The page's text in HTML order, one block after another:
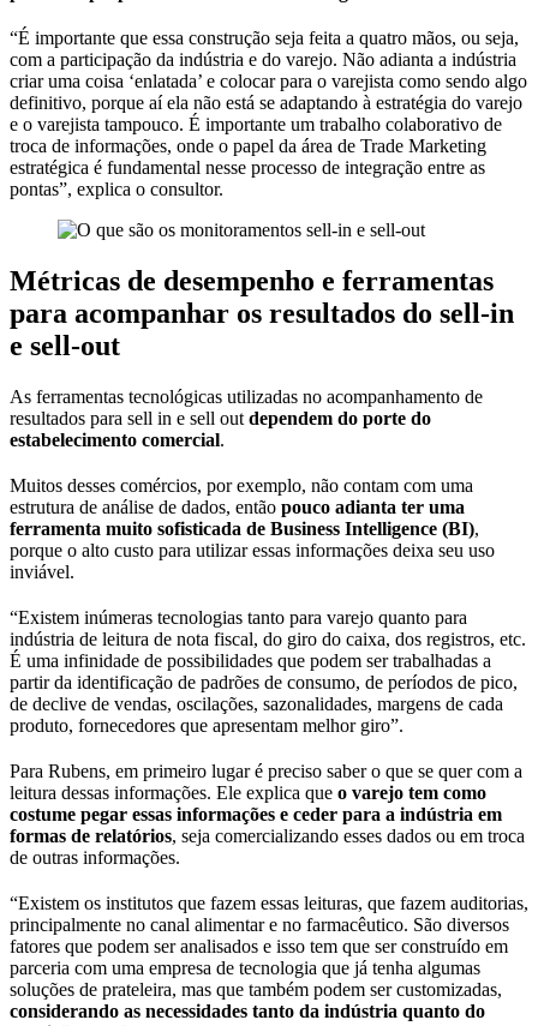
“É importante que essa construção seja feita a quatro mãos, ou seja,
com a participação da indústria e do varejo. Não adianta a indústria
criar uma coisa ‘enlatada’ e colocar para o varejista como sendo algo
definitivo, porque aí ela não está se adaptando à estratégia do varejo
e o varejista tampouco. É importante um trabalho colaborativo de
troca de informações, onde o papel da área de Trade Marketing
estratégica é fundamental nesse processo de integração entre as
pontas”, explica o consultor.
Métricas de desempenho e ferramentas
para acompanhar os resultados do sell-in
e sell-out
As ferramentas tecnológicas utilizadas no acompanhamento de
resultados para sell in e sell out dependem do porte do
estabelecimento comercial.
Muitos desses comércios, por exemplo, não contam com uma
estrutura de análise de dados, então pouco adianta ter uma
ferramenta muito sofisticada de Business Intelligence (BI),
porque o alto custo para utilizar essas informações deixa seu uso
inviável.
“Existem inúmeras tecnologias tanto para varejo quanto para
indústria de leitura de nota fiscal, do giro do caixa, dos registros, etc.
É uma infinidade de possibilidades que podem ser trabalhadas a
partir da identificação de padrões de consumo, de períodos de pico,
de declive de vendas, oscilações, sazonalidades, margens de cada
produto, fornecedores que apresentam melhor giro”.
Para Rubens, em primeiro lugar é preciso saber o que se quer com a
leitura dessas informações. Ele explica que o varejo tem como
costume pegar essas informações e ceder para a indústria em
formas de relatórios, seja comercializando esses dados ou em troca
de outras informações.
“Existem os institutos que fazem essas leituras, que fazem auditorias,
principalmente no canal alimentar e no farmacêutico. São diversos
fatores que podem ser analisados e isso tem que ser construído em
parceria com uma empresa de tecnologia que já tenha algumas
soluções de prateleira, mas que também podem ser customizadas,
considerando as necessidades tanto da indústria quanto do